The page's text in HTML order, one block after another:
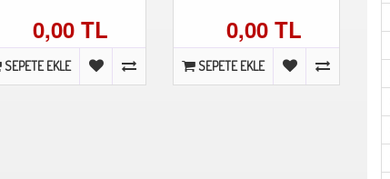
0,00 TL
SEPETE EKLE
0,00 TL
SEPETE EKLE